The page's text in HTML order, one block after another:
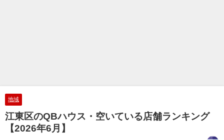
地域
江東区のQBハウス・空いている店舗ランキング
【2026年6月】